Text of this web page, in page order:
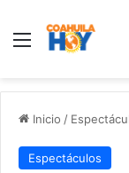
Menu
Inicio /
Espectáculos